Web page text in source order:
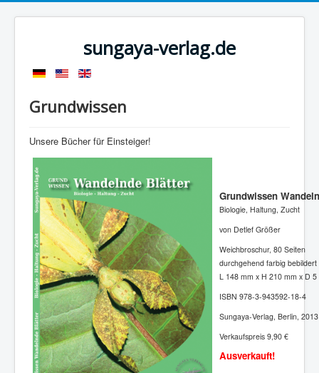
sungaya-verlag.de
Grundwissen
Unsere Bücher für Einsteiger!
Grundwissen
Biologie, Haltung, Zucht
von Detlef Größer
Weichbroschur, 80 Seiten
durchgehend farbig bebildert
L 148 mm x H 210 mm x D
ISBN 978-3-943592-18-4
Sungaya-Verlag, Berlin, 2013
Verkaufspreis 9,90 €
Ausverkauft!